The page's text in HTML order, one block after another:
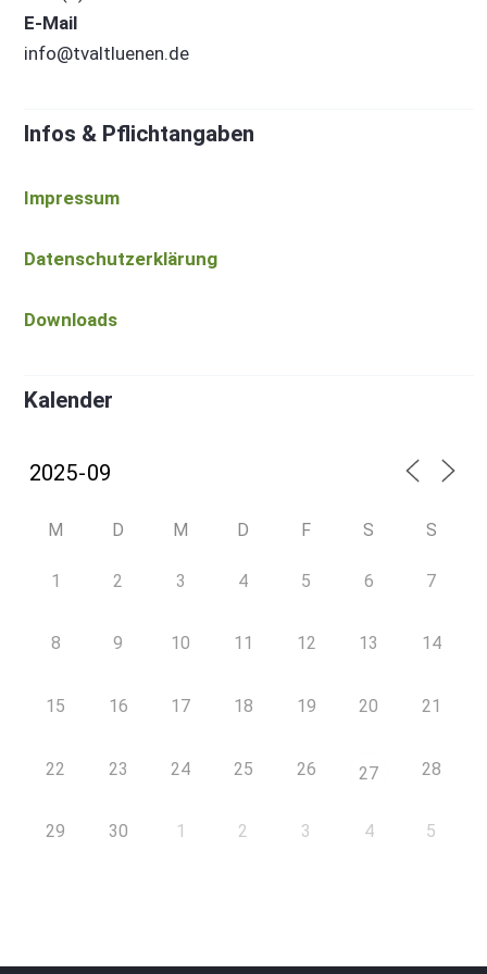
E-Mail
info@tvaltluenen.de
Infos & Pflichtangaben
Impressum
Datenschutzerklärung
Downloads
Kalender
M D M D F S S
1 2 3 4 5 6 7
8 9 10 11 12 13 14
15 16 17 18 19 20 21
22 23 24 25 26 27 28
29 30 1 2 3 4 5